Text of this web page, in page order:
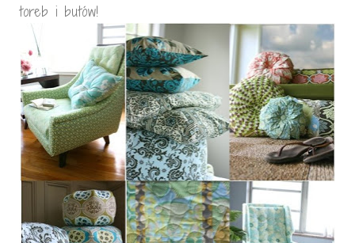
toreb i butów!